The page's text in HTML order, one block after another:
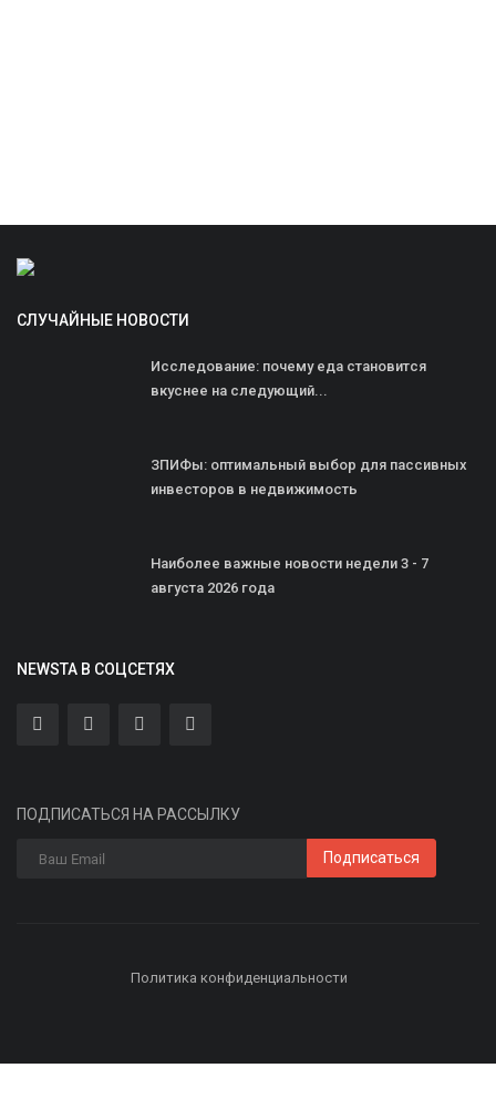
СЛУЧАЙНЫЕ НОВОСТИ
Исследование: почему еда становится
вкуснее на следующий...
ЗПИФы: оптимальный выбор для пассивных
инвесторов в недвижимость
Наиболее важные новости недели 3 - 7
августа 2026 года
NEWSTA В СОЦСЕТЯХ
ПОДПИСАТЬСЯ НА РАССЫЛКУ
Подписаться
Политика конфиденциальности